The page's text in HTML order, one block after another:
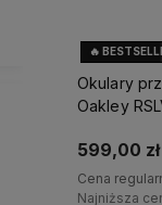
🔥
Okulary
Oakley
599,00 zł
Cena
Najniższa